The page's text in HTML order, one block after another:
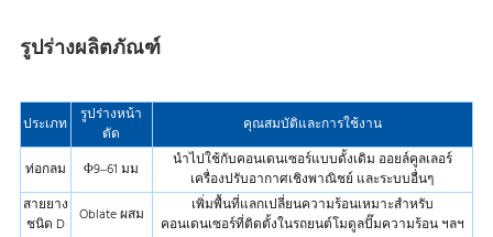
รูปร่างผลิตภัณฑ์
ประเภท
รูปร่างหน้า
ตัด
คุณสมบัติและการใช้งาน
ท่อกลม Φ9–61 มม
นําไปใช้กับคอนเดนเซอร์แบบดั้งเดิม ออยล์คูลเลอร์
เครื่องปรับอากาศเชิงพาณิชย์ และระบบอื่นๆ
สายยาง
ชนิด D
Oblate ผสม
เพิ่มพื้นที่แลกเปลี่ยนความร้อนเหมาะสําหรับ
คอนเดนเซอร์ที่ติดตั้งในรถยนต์โมดูลปั๊มความร้อน ฯลฯ